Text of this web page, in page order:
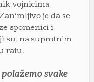
vojnicima
je da se
spomenici i
su, na suprotnim
ratu.
svake